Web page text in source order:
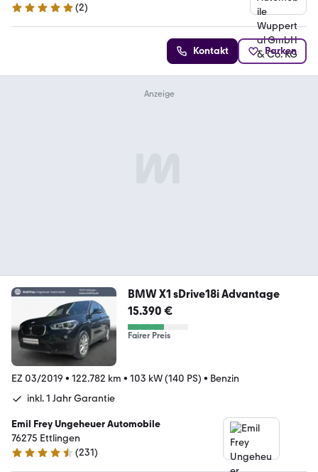
5 Sterne
(2)
Kontakt Parken
BMW X1 sDrive18i Advantage
15.390 €
Fairer Preis
EZ 03/2019 • 122.782 km • 103 kW (140 PS) • Benzin
inkl. 1 Jahr Garantie
Emil Frey Ungeheuer Automobile
76275 Ettlingen
4.6 Sterne
(231)